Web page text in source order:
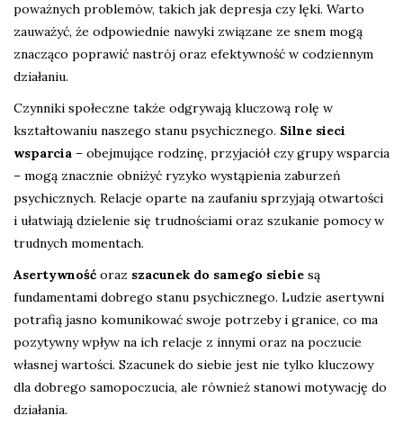
poważnych problemów, takich jak depresja czy lęki. Warto
zauważyć, że odpowiednie nawyki związane ze snem mogą
znacząco poprawić nastrój oraz efektywność w codziennym
działaniu.
Czynniki społeczne także odgrywają kluczową rolę w
kształtowaniu naszego stanu psychicznego. Silne sieci
wsparcia – obejmujące rodzinę, przyjaciół czy grupy wsparcia
– mogą znacznie obniżyć ryzyko wystąpienia zaburzeń
psychicznych. Relacje oparte na zaufaniu sprzyjają otwartości
i ułatwiają dzielenie się trudnościami oraz szukanie pomocy w
trudnych momentach.
Asertywność oraz szacunek do samego siebie są
fundamentami dobrego stanu psychicznego. Ludzie asertywni
potrafią jasno komunikować swoje potrzeby i granice, co ma
pozytywny wpływ na ich relacje z innymi oraz na poczucie
własnej wartości. Szacunek do siebie jest nie tylko kluczowy
dla dobrego samopoczucia, ale również stanowi motywację do
działania.